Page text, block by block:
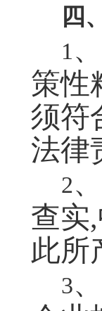
四
1
策性
须符
法律
2
查实
此所
3